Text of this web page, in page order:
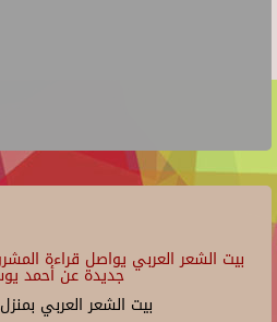
بيت الشعر العربي يواصل قراءة
جديدة عن أحمد
بيت الشعر العربي